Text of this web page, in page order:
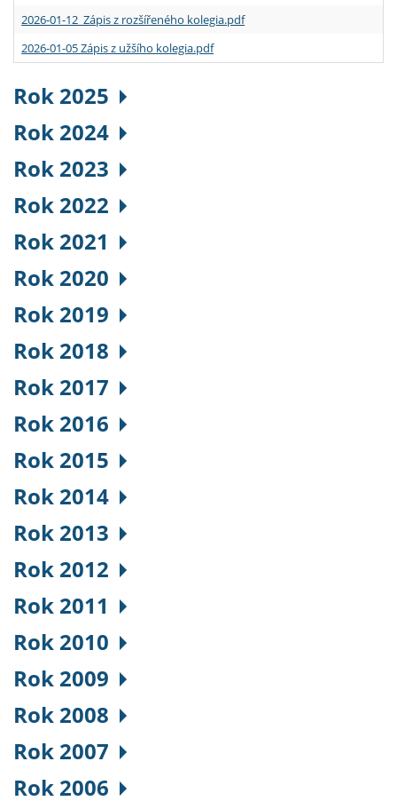
2026-01-12 Zápis z rozšířeného kolegia.pdf
2026-01-05 Zápis z užšího kolegia.pdf
Rok 2025
Rok 2024
Rok 2023
Rok 2022
Rok 2021
Rok 2020
Rok 2019
Rok 2018
Rok 2017
Rok 2016
Rok 2015
Rok 2014
Rok 2013
Rok 2012
Rok 2011
Rok 2010
Rok 2009
Rok 2008
Rok 2007
Rok 2006